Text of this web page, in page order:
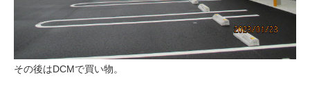
その後はDCMで買い物。